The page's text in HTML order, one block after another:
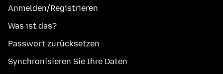
Anmelden/Registrieren
Was ist das?
Passwort zurücksetzen
Synchronisieren Sie Ihre Daten